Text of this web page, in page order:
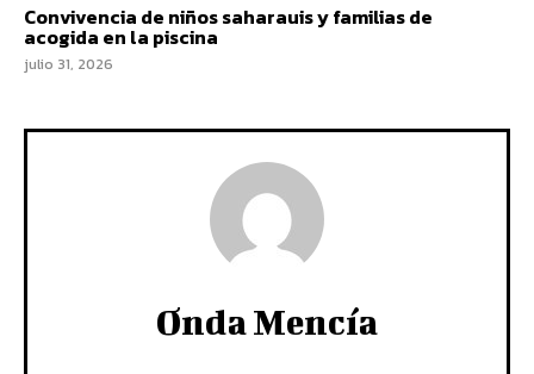
Convivencia de niños saharauis y familias de
acogida en la piscina
julio 31, 2026
Onda Mencía